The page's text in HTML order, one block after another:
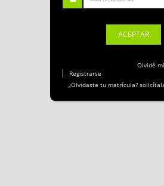
Olvidé
Registrarse
¿Olvidaste tu matrícula?